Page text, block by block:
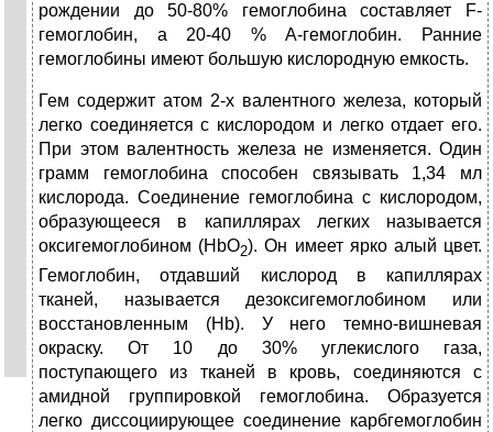
рождении до 50-80% гемоглобина составляет F-
гемоглобин, а 20-40 % А-гемоглобин. Ранние
гемоглобины имеют большую кислородную емкость.
Гем содержит атом 2-х валентного железа, который
легко соединяется с кислородом и легко отдает его.
При этом валентность железа не изменяется. Один
грамм гемоглобина способен связывать 1,34 мл
кислорода. Соединение гемоглобина с кислородом,
образующееся в капиллярах легких называется
оксигемоглобином (HbO2). Он имеет ярко алый цвет.
Гемоглобин, отдавший кислород в капиллярах
тканей, называется дезоксигемоглобином или
восстановленным (Hb). У него темно-вишневая
окраску. От 10 до 30% углекислого газа,
поступающего из тканей в кровь, соединяются с
амидной группировкой гемоглобина. Образуется
легко диссоциирующее соединение карбгемоглобин